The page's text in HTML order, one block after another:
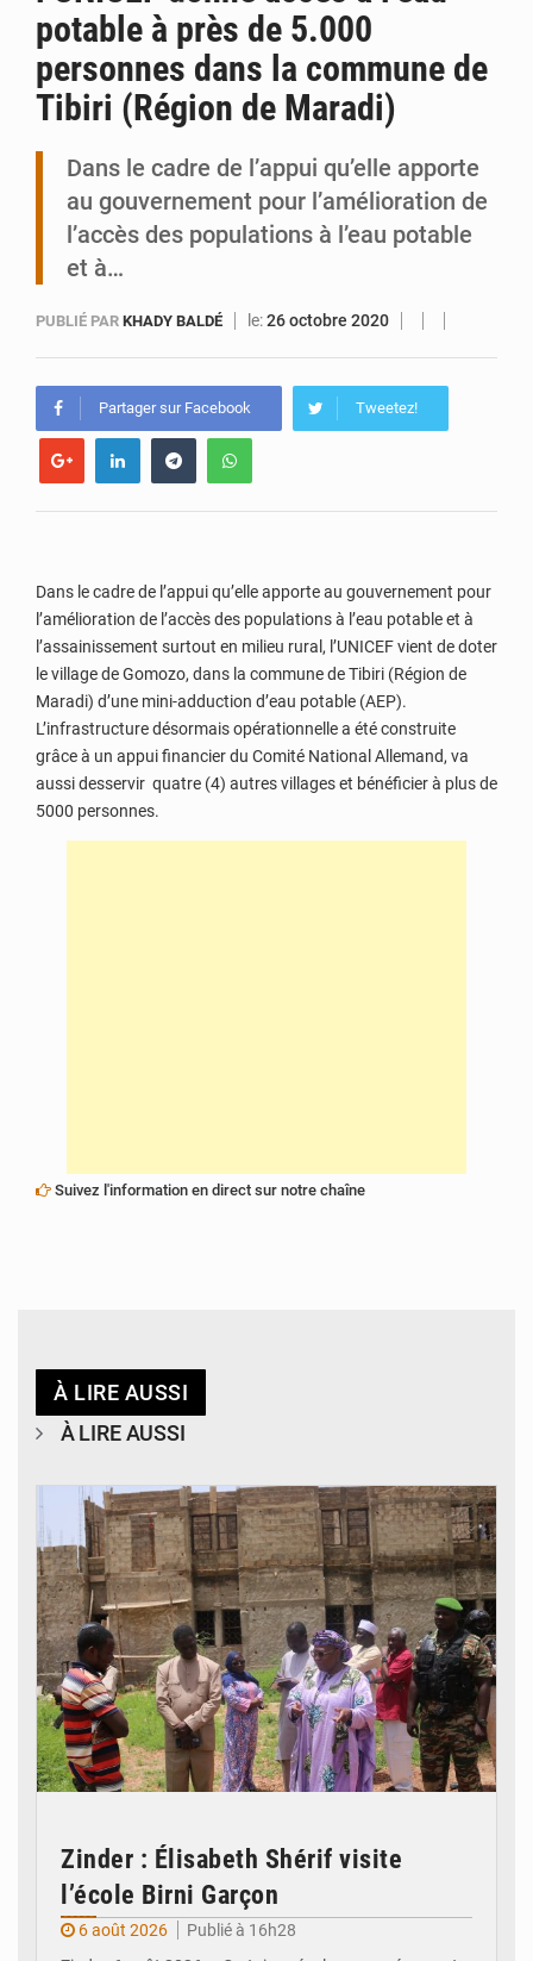
potable à près de 5.000
personnes dans la commune de
Tibiri (Région de Maradi)
Dans le cadre de l’appui qu’elle apporte
au gouvernement pour l’amélioration de
l’accès des populations à l’eau potable
et à…
PUBLIÉ PAR KHADY BALDÉ le:26 octobre 2020
Partager sur Facebook Tweetez!
Dans le cadre de l’appui qu’elle apporte au gouvernement pour
l’amélioration de l’accès des populations à l’eau potable et à
l’assainissement surtout en milieu rural, l’UNICEF vient de doter
le village de Gomozo, dans la commune de Tibiri (Région de
Maradi) d’une mini-adduction d’eau potable (AEP).
L’infrastructure désormais opérationnelle a été construite
grâce à un appui financier du Comité National Allemand, va
aussi desservir quatre (4) autres villages et bénéficier à plus de
5000 personnes.
Suivez l'information en direct sur notre chaîne
À LIRE AUSSI
À LIRE AUSSI
Zinder : Élisabeth Shérif visite
l’école Birni Garçon
6 août 2026
Publié à 16h28